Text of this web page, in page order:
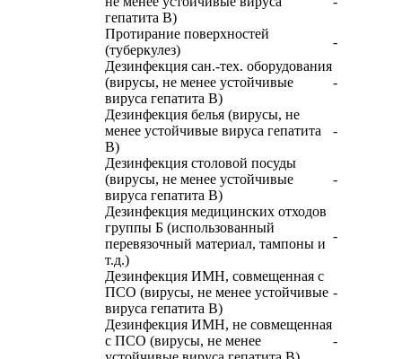
гепатита В)
Протирание поверхностей
(туберкулез)
-
Дезинфекция сан.-тех. оборудования
(вирусы, не менее устойчивые
вируса гепатита В)
-
Дезинфекция белья (вирусы, не
менее устойчивые вируса гепатита
В)
-
Дезинфекция столовой посуды
(вирусы, не менее устойчивые
вируса гепатита В)
-
Дезинфекция медицинских отходов
группы Б (использованный
перевязочный материал, тампоны и
т.д.)
-
Дезинфекция ИМН, совмещенная с
ПСО (вирусы, не менее устойчивые
вируса гепатита В)
-
Дезинфекция ИМН, не совмещенная
с ПСО (вирусы, не менее
-